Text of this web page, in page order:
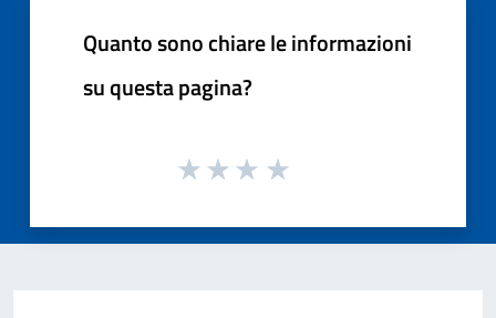
Quanto sono chiare le informazioni
su questa pagina?